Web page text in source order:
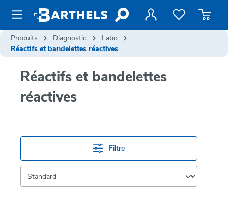
principal
Produits Diagnostic
Labo
Réactifs et bandelettes réactives
Réactifs et bandelettes
réactives
Filtre